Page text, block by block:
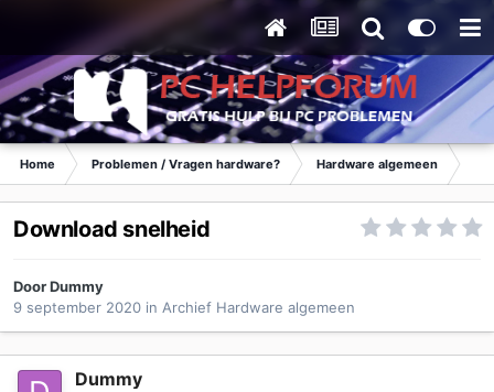
Home Problemen / Vragen hardware? Hardware algemeen
Download snelheid
DoorDummy
9 september 2020 in Archief Hardware algemeen
Dummy